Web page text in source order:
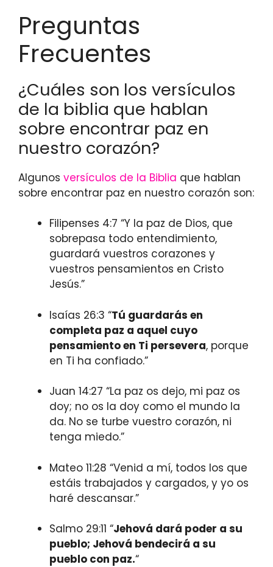
Preguntas
Frecuentes
¿Cuáles son los versículos
de la biblia que hablan
sobre encontrar paz en
nuestro corazón?
Algunos versículos de la Biblia que hablan
sobre encontrar paz en nuestro corazón son:
Filipenses 4:7 “Y la paz de Dios, que
sobrepasa todo entendimiento,
guardará vuestros corazones y
vuestros pensamientos en Cristo
Jesús.”
Isaías 26:3 “Tú guardarás en
completa paz a aquel cuyo
pensamiento en Ti persevera, porque
en Ti ha confiado.”
Juan 14:27 “La paz os dejo, mi paz os
doy; no os la doy como el mundo la
da. No se turbe vuestro corazón, ni
tenga miedo.”
Mateo 11:28 “Venid a mí, todos los que
estáis trabajados y cargados, y yo os
haré descansar.”
Salmo 29:11 “Jehová dará poder a su
pueblo; Jehová bendecirá a su
pueblo con paz.“